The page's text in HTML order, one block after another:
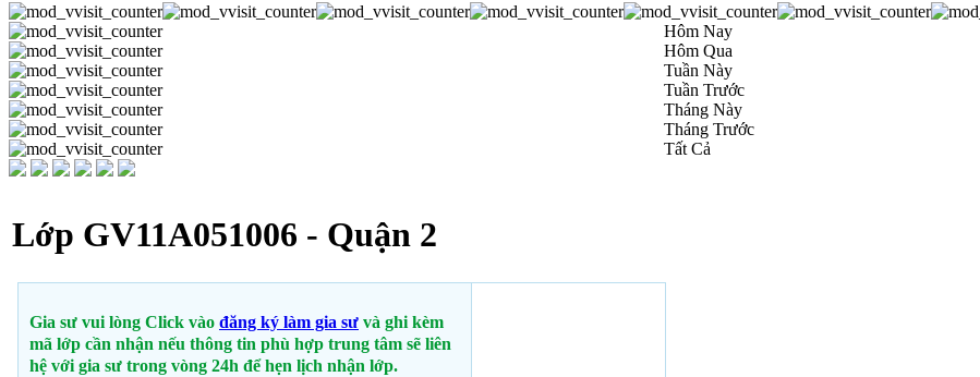
Hôm Nay
Hôm Qua
Tuần Này
Tuần Trước
Tháng Này
Tháng Trước
Tất Cả
Lớp GV11A051006 - Quận 2
Gia sư vui lòng Click vào đăng ký làm gia sư và ghi kèm
mã lớp cần nhận nếu thông tin phù hợp trung tâm sẽ liên
hệ với gia sư trong vòng 24h để hẹn lịch nhận lớp.